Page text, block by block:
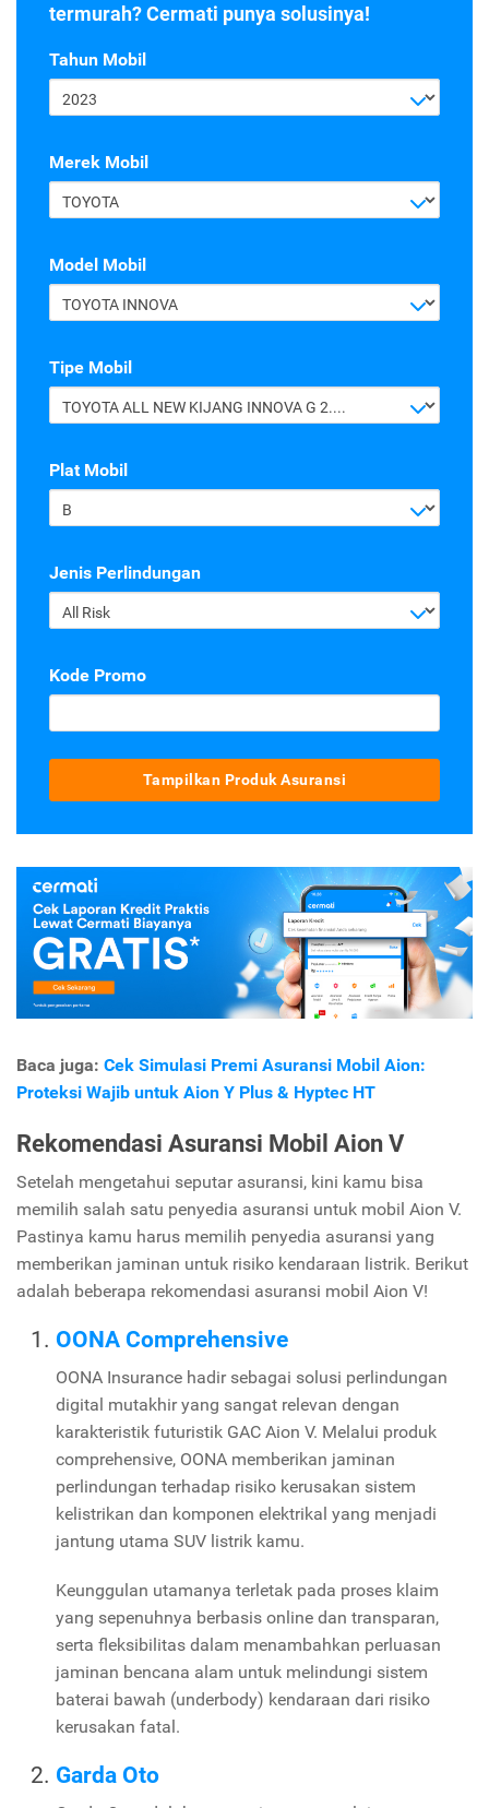
termurah? Cermati punya solusinya!
Tahun Mobil
2023
Merek Mobil
TOYOTA
Model Mobil
TOYOTA INNOVA
Tipe Mobil
TOYOTA ALL NEW KIJANG INNOVA G 2.4 A/T DIESEL
Plat Mobil
B
Jenis Perlindungan
All Risk
Kode Promo
Tampilkan Produk Asuransi
Baca juga: Cek Simulasi Premi Asuransi Mobil Aion:
Proteksi Wajib untuk Aion Y Plus & Hyptec HT
Rekomendasi Asuransi Mobil Aion V
Setelah mengetahui seputar asuransi, kini kamu bisa
memilih salah satu penyedia asuransi untuk mobil Aion V.
Pastinya kamu harus memilih penyedia asuransi yang
memberikan jaminan untuk risiko kendaraan listrik. Berikut
adalah beberapa rekomendasi asuransi mobil Aion V!
OONA Comprehensive
OONA Insurance hadir sebagai solusi perlindungan
digital mutakhir yang sangat relevan dengan
karakteristik futuristik GAC Aion V. Melalui produk
comprehensive, OONA memberikan jaminan
perlindungan terhadap risiko kerusakan sistem
kelistrikan dan komponen elektrikal yang menjadi
jantung utama SUV listrik kamu.
Keunggulan utamanya terletak pada proses klaim
yang sepenuhnya berbasis online dan transparan,
serta fleksibilitas dalam menambahkan perluasan
jaminan bencana alam untuk melindungi sistem
baterai bawah (underbody) kendaraan dari risiko
kerusakan fatal.
Garda Oto